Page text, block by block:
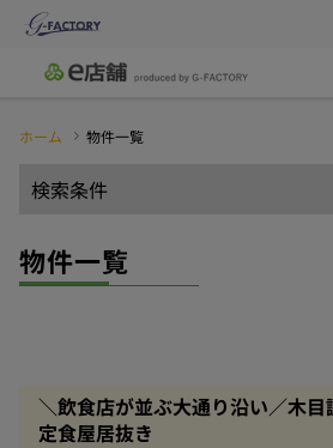
ホーム 物件一覧
検索条件
物件一覧
＼飲食店が並ぶ大通り沿い／木目
定食屋居抜き